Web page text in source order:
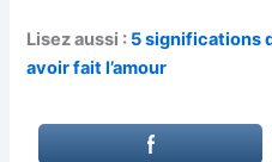
Lisez aussi : 5 significations
avoir fait l’amour